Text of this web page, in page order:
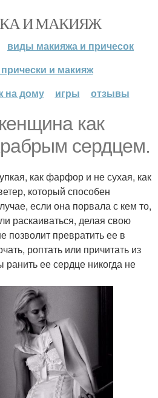
И МАКИЯЖ
виды макияжа и причесок
прически и макияж
на дому
игры отзывы
как
сердцем.
как фарфор и не сухая, как
который способен
если она порвала с кем то,
раскаиваться, делая свою
позволит превратить ее в
роптать или причитать из
ранить ее сердце никогда не